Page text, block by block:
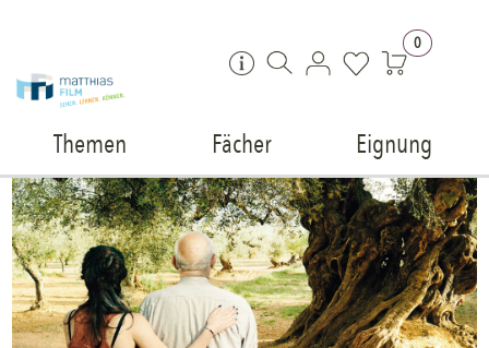
0
Themen Fächer Eignung